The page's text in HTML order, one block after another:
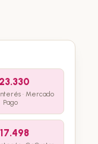
23.330
· Mercado
Pago